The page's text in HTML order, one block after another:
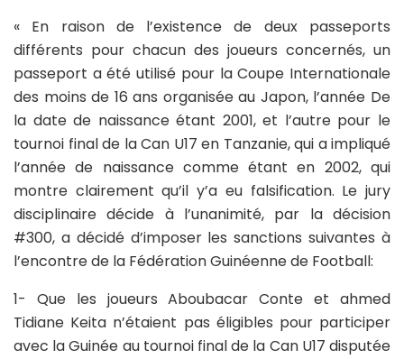
« En raison de l’existence de deux passeports
différents pour chacun des joueurs concernés, un
passeport a été utilisé pour la Coupe Internationale
des moins de 16 ans organisée au Japon, l’année De
la date de naissance étant 2001, et l’autre pour le
tournoi final de la Can U17 en Tanzanie, qui a impliqué
l’année de naissance comme étant en 2002, qui
montre clairement qu’il y’a eu falsification. Le jury
disciplinaire décide à l’unanimité, par la décision
#300, a décidé d’imposer les sanctions suivantes à
l’encontre de la Fédération Guinéenne de Football:
1- Que les joueurs Aboubacar Conte et ahmed
Tidiane Keita n’étaient pas éligibles pour participer
avec la Guinée au tournoi final de la Can U17 disputée